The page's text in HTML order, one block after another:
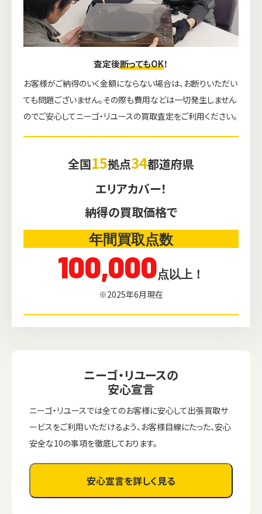
査定後断ってもOK！
お客様がご納得のいく金額にならない場合は、お断りいただい
ても問題ございません。その際も費用などは一切発生しません
のでご安心してニーゴ・リユースの買取査定をご利用ください。
全国15拠点34都道府県
エリアカバー！
納得の買取価格で
年間買取点数
100,000点以上！
※2025年6月現在
ニーゴ・リユースの
安心宣言
ニーゴ・リユースでは全てのお客様に安心して出張買取サ
ービスをご利用いただけるよう、お客様目線にたった、安心
安全な10の事項を徹底しております。
安心宣言を詳しく見る